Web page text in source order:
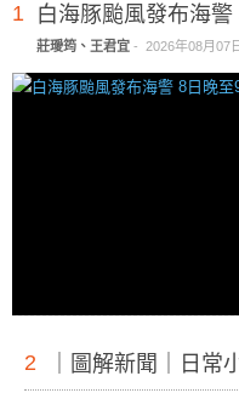
1 白海豚颱風發布海
莊璦筠、王君宜 - 2026年08月07日
2 ｜圖解新聞｜日常